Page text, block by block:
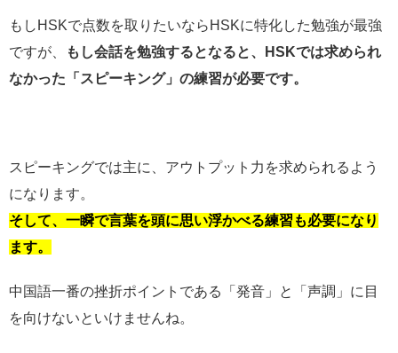
もしHSKで点数を取りたいならHSKに特化した勉強が最強
ですが、
もし会話を勉強するとなると、HSKでは求められ
なかった「スピーキング」の練習が必要です。
スピーキングでは主に、アウトプット力を求められるよう
になります。
そして、一瞬で言葉を頭に思い浮かべる練習も必要になり
ます。
中国語一番の挫折ポイントである「発音」と「声調」に目
を向けないといけませんね。